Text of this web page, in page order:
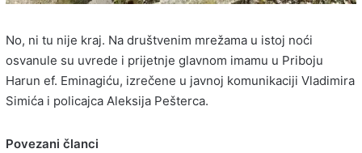
No, ni tu nije kraj. Na društvenim mrežama u istoj noći
osvanule su uvrede i prijetnje glavnom imamu u Priboju
Harun ef. Eminagiću, izrečene u javnoj komunikaciji Vladimira
Simića i policajca Aleksija Pešterca.
Povezani članci